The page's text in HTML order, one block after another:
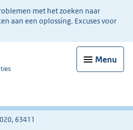
met het zoeken naar
aan een oplossing. Excuses voor
Menu
63411